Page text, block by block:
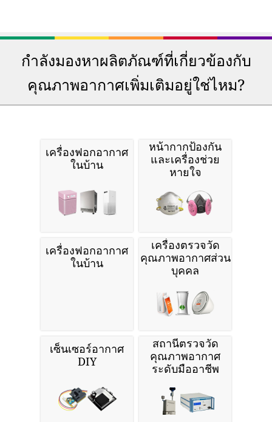
กำลังมองหาผลิตภัณฑ์ที่เกี่ยวข้องกับ
คุณภาพอากาศเพิ่มเติมอยู่ใช่ไหม?
เครื่องฟอกอากาศ
ในบ้าน
หน้ากากป้องกัน
และเครื่องช่วย
หายใจ
เครื่องฟอกอากาศ
ในบ้าน
เครื่องตรวจวัด
คุณภาพอากาศส่วน
บุคคล
เซ็นเซอร์อากาศ
DIY
สถานีตรวจวัด
คุณภาพอากาศ
ระดับมืออาชีพ